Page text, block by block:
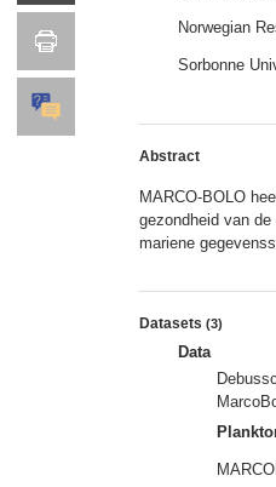
Norwegian
Sorbonne
Abstract
MARCO-BOLO
gezondheid van
mariene
Datasets (3)
Data